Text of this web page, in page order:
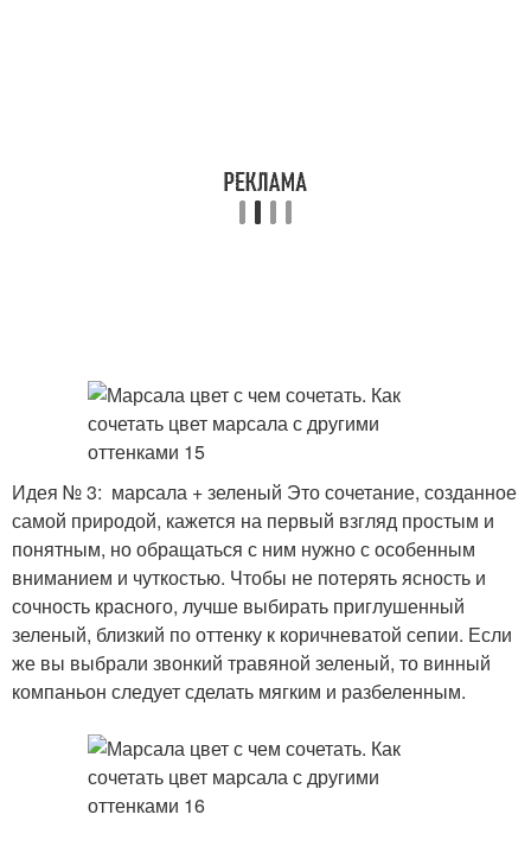
Идея № 3: марсала + зеленый Это сочетание, созданное
самой природой, кажется на первый взгляд простым и
понятным, но обращаться с ним нужно с особенным
вниманием и чуткостью. Чтобы не потерять ясность и
сочность красного, лучше выбирать приглушенный
зеленый, близкий по оттенку к коричневатой сепии. Если
же вы выбрали звонкий травяной зеленый, то винный
компаньон следует сделать мягким и разбеленным.